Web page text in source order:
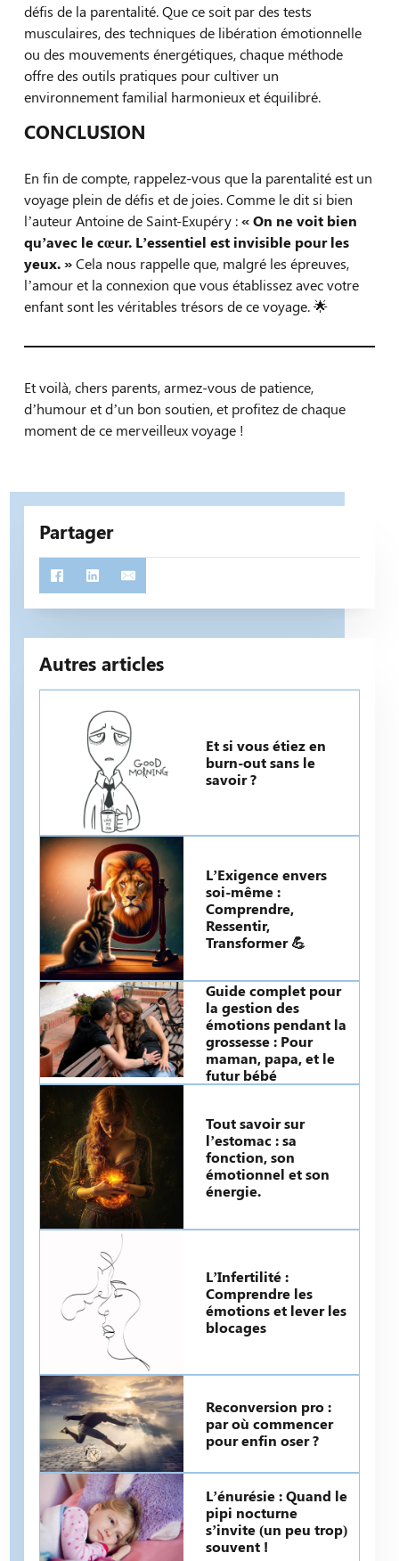
défis de la parentalité. Que ce soit par des tests
musculaires, des techniques de libération émotionnelle
ou des mouvements énergétiques, chaque méthode
offre des outils pratiques pour cultiver un
environnement familial harmonieux et équilibré.
CONCLUSION
En fin de compte, rappelez-vous que la parentalité est un
voyage plein de défis et de joies. Comme le dit si bien
l’auteur Antoine de Saint-Exupéry :« On ne voit bien
qu’avec le cœur. L’essentiel est invisible pour les
yeux. »Cela nous rappelle que, malgré les épreuves,
l’amour et la connexion que vous établissez avec votre
enfant sont les véritables trésors de ce voyage. 🌟
Et voilà, chers parents, armez-vous de patience,
d’humour et d’un bon soutien, et profitez de chaque
moment de ce merveilleux voyage !
Partager
Autres articles
Et si vous étiez en
burn-out sans le
savoir ?
L’Exigence envers
soi-même :
Comprendre,
Ressentir,
Transformer 💪
Guide complet pour
la gestion des
émotions pendant la
grossesse : Pour
maman, papa, et le
futur bébé
Tout savoir sur
l’estomac : sa
fonction, son
émotionnel et son
énergie.
L’Infertilité :
Comprendre les
émotions et lever les
blocages
Reconversion pro :
par où commencer
pour enfin oser ?
L’énurésie : Quand le
pipi nocturne
s’invite (un peu trop)
souvent !